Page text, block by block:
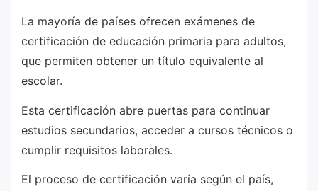
La mayoría de países ofrecen exámenes de
certificación de educación primaria para adultos,
que permiten obtener un título equivalente al
escolar.
Esta certificación abre puertas para continuar
estudios secundarios, acceder a cursos técnicos o
cumplir requisitos laborales.
El proceso de certificación varía según el país,